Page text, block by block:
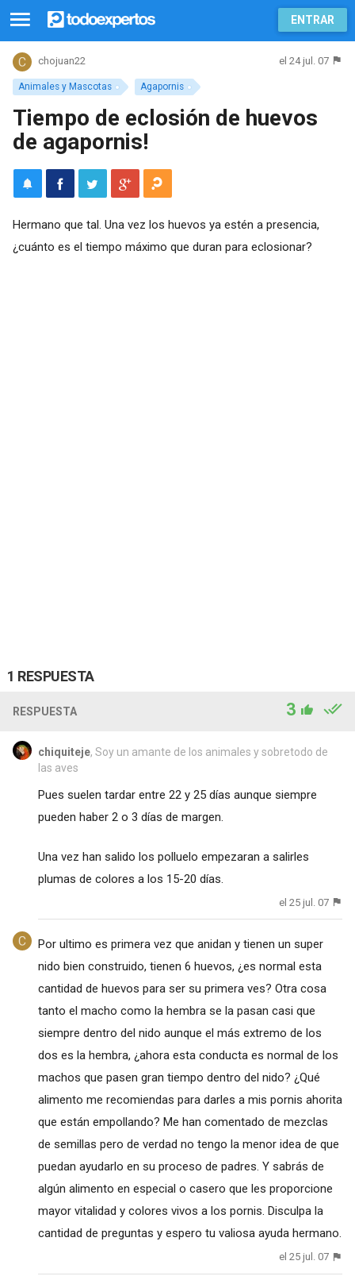
ENTRAR
Animales y Mascotas Agapornis
chojuan22 el 24 jul. 07
Tiempo de eclosión de huevos
de agapornis!
Hermano que tal. Una vez los huevos ya estén a presencia,
¿cuánto es el tiempo máximo que duran para eclosionar?
1 RESPUESTA
RESPUESTA 3
chiquiteje, Soy un amante de los animales y sobretodo de
las aves
Pues suelen tardar entre 22 y 25 días aunque siempre
pueden haber 2 o 3 días de margen.
Una vez han salido los polluelo empezaran a salirles
plumas de colores a los 15-20 días.
el 25 jul. 07
Por ultimo es primera vez que anidan y tienen un super
nido bien construido, tienen 6 huevos, ¿es normal esta
cantidad de huevos para ser su primera ves? Otra cosa
tanto el macho como la hembra se la pasan casi que
siempre dentro del nido aunque el más extremo de los
dos es la hembra, ¿ahora esta conducta es normal de los
machos que pasen gran tiempo dentro del nido? ¿Qué
alimento me recomiendas para darles a mis pornis ahorita
que están empollando? Me han comentado de mezclas
de semillas pero de verdad no tengo la menor idea de que
puedan ayudarlo en su proceso de padres. Y sabrás de
algún alimento en especial o casero que les proporcione
mayor vitalidad y colores vivos a los pornis. Disculpa la
cantidad de preguntas y espero tu valiosa ayuda hermano.
el 25 jul. 07